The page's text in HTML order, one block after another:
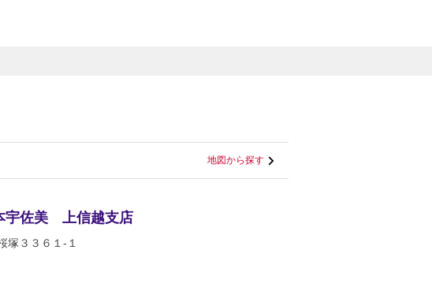
地図から探す
宇佐美 上信越支店
塚３３６１-１